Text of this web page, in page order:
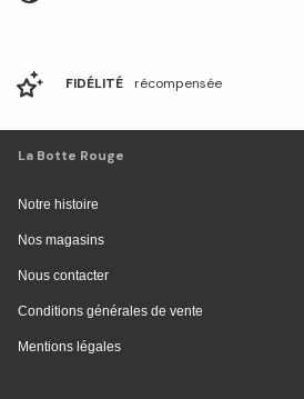
FIDÉLITÉ récompensée
La Botte Rouge
Notre histoire
Nos magasins
Nous contacter
Conditions générales de vente
Mentions légales